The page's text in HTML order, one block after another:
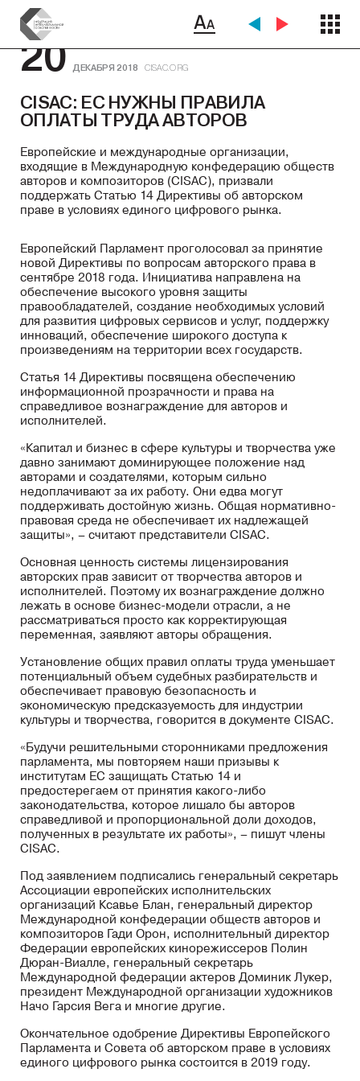
20 ДЕКАБРЯ 2018 CISAC.ORG
CISAC: ЕС НУЖНЫ ПРАВИЛА
ОПЛАТЫ ТРУДА АВТОРОВ
Европейские и международные организации,
входящие в Международную конфедерацию обществ
авторов и композиторов (CISAC), призвали
поддержать Статью 14 Директивы об авторском
праве в условиях единого цифрового рынка.
Европейский Парламент проголосовал за принятие
новой Директивы по вопросам авторского права в
сентябре 2018 года. Инициатива направлена на
обеспечение высокого уровня защиты
правообладателей, создание необходимых условий
для развития цифровых сервисов и услуг, поддержку
инноваций, обеспечение широкого доступа к
произведениям на территории всех государств.
Статья 14 Директивы посвящена обеспечению
информационной прозрачности и права на
справедливое вознаграждение для авторов и
исполнителей.
«Капитал и бизнес в сфере культуры и творчества уже
давно занимают доминирующее положение над
авторами и создателями, которым сильно
недоплачивают за их работу. Они едва могут
поддерживать достойную жизнь. Общая нормативно-
правовая среда не обеспечивает их надлежащей
защиты», – считают представители CISAC.
Основная ценность системы лицензирования
авторских прав зависит от творчества авторов и
исполнителей. Поэтому их вознаграждение должно
лежать в основе бизнес-модели отрасли, а не
рассматриваться просто как корректирующая
переменная, заявляют авторы обращения.
Установление общих правил оплаты труда уменьшает
потенциальный объем судебных разбирательств и
обеспечивает правовую безопасность и
экономическую предсказуемость для индустрии
культуры и творчества, говорится в документе CISAC.
«Будучи решительными сторонниками предложения
парламента, мы повторяем наши призывы к
институтам ЕС защищать Статью 14 и
предостерегаем от принятия какого-либо
законодательства, которое лишало бы авторов
справедливой и пропорциональной доли доходов,
полученных в результате их работы», – пишут члены
CISAC.
Под заявлением подписались генеральный секретарь
Ассоциации европейских исполнительских
организаций Ксавье Блан, генеральный директор
Международной конфедерации обществ авторов и
композиторов Гади Орон, исполнительный директор
Федерации европейских кинорежиссеров Полин
Дюран-Виалле, генеральный секретарь
Международной федерации актеров Доминик Лукер,
президент Международной организации художников
Начо Гарсия Вега и многие другие.
Окончательное одобрение Директивы Европейского
Парламента и Совета об авторском праве в условиях
единого цифрового рынка состоится в 2019 году.